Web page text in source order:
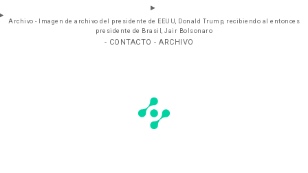
Archivo - Imagen de archivo del presidente de EEUU, Donald Trump, recibiendo al entonces
presidente de Brasil, Jair Bolsonaro
- CONTACTO - ARCHIVO